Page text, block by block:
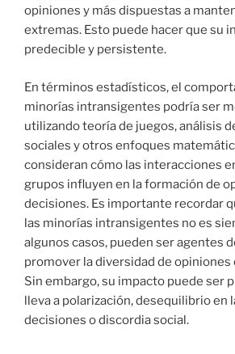
opiniones y más dispuestas a
extremas. Esto puede hacer que su
predecible y persistente.
En términos estadísticos, el
minorías intransigentes podría ser
utilizando teoría de juegos, análisis
sociales y otros enfoques
consideran cómo las interacciones
grupos influyen en la formación de
decisiones. Es importante recordar
las minorías intransigentes no es
algunos casos, pueden ser agentes
promover la diversidad de opiniones
Sin embargo, su impacto puede ser
lleva a polarización, desequilibrio en
decisiones o discordia social.